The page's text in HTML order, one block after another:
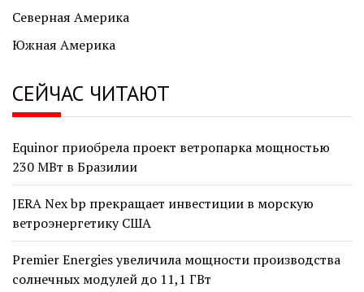
Северная Америка
Южная Америка
СЕЙЧАС ЧИТАЮТ
Equinor приобрела проект ветропарка мощностью
230 МВт в Бразилии
JERA Nex bp прекращает инвестиции в морскую
ветроэнергетику США
Premier Energies увеличила мощности производства
солнечных модулей до 11,1 ГВт